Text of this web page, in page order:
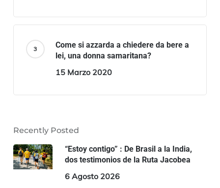
Come si azzarda a chiedere da bere a
lei, una donna samaritana?
15 Marzo 2020
Recently Posted
“Estoy contigo” : De Brasil a la India,
dos testimonios de la Ruta Jacobea
6 Agosto 2026